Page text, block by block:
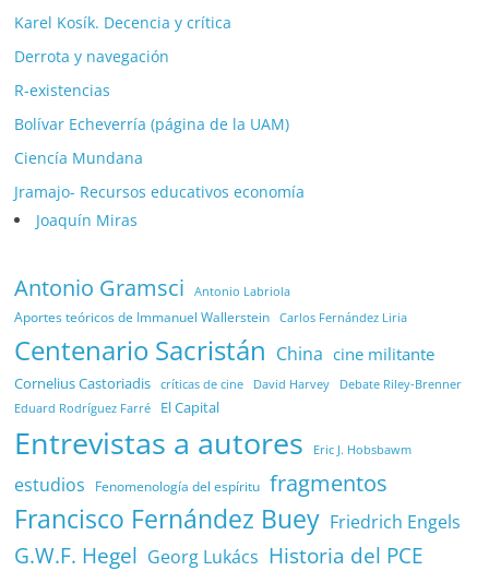
Karel Kosík. Decencia y crítica
Derrota y navegación
R-existencias
Bolívar Echeverría (página de la UAM)
Ciencía Mundana
Jramajo- Recursos educativos economía
Joaquín Miras
Antonio Gramsci Antonio Labriola
Aportes teóricos de Immanuel Wallerstein Carlos Fernández Liria
Centenario Sacristán China cine militante
Cornelius Castoriadis críticas de cine David Harvey Debate Riley-Brenner
Eduard Rodríguez Farré El Capital
Entrevistas a autores Eric J. Hobsbawm
estudios Fenomenología del espíritu fragmentos
Francisco Fernández Buey Friedrich Engels
G.W.F. Hegel Georg Lukács Historia del PCE